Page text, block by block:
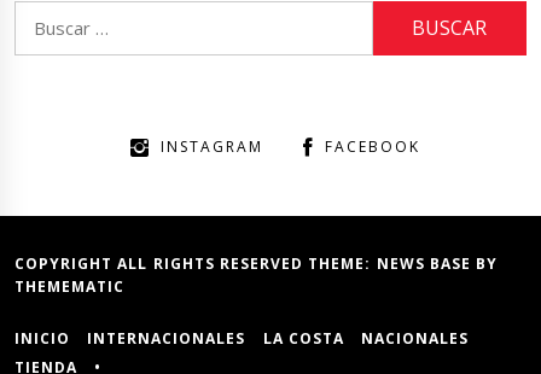
INSTAGRAM FACEBOOK
COPYRIGHT ALL RIGHTS RESERVED THEME: NEWS BASE BY
THEMEMATIC
INICIO INTERNACIONALES LA COSTA
NACIONALES
TIENDA
•